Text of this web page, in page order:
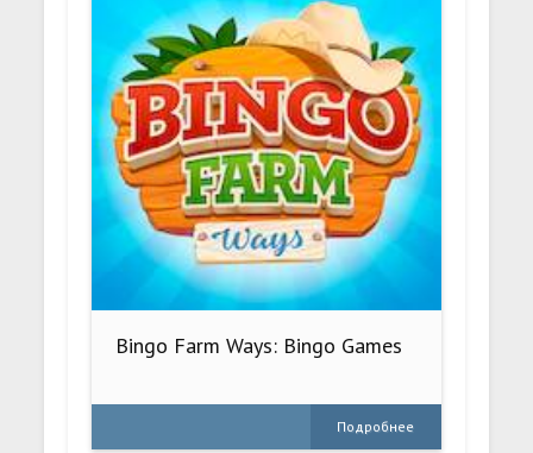
Bingo Farm Ways: Bingo Games
Подробнее